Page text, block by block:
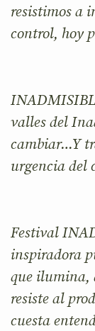
resistimos a
control, hoy
valles del
cambiar…Y
urgencia del
Festival
inspiradora
que ilumina,
resiste al
cuesta